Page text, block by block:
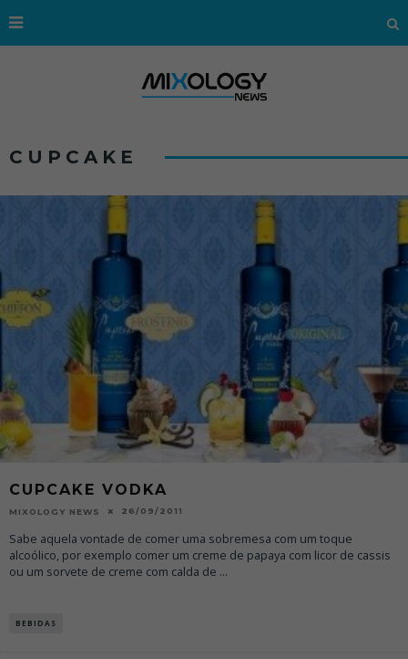
CUPCAKE
CUPCAKE VODKA
MIXOLOGY NEWS 26/09/2011
Sabe aquela vontade de comer uma sobremesa com um toque
alcoólico, por exemplo comer um creme de papaya com licor de cassis
ou um sorvete de creme com calda de ...
BEBIDAS